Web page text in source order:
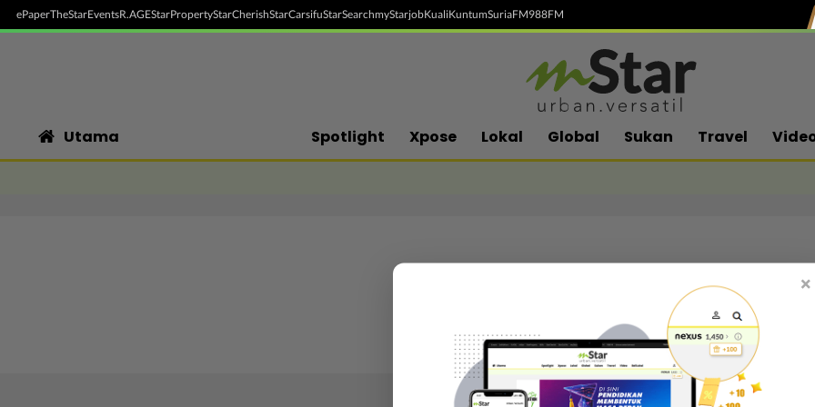
ePaperTheStarEventsR.AGEStarPropertyStarCherishStarCarsifuStarSearchmyStarjobKualiKuntumSuriaFM988FM
Utama Spotlight Xpose Lokal Global Sukan Travel
Follow media sosial kami
×